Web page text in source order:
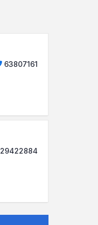
63807161
29422884